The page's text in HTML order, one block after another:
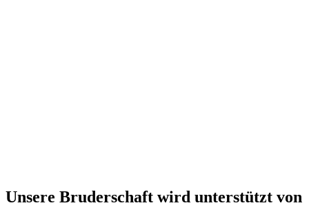
Unsere Bruderschaft wird unterstützt von